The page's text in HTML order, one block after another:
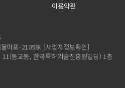
이용약관
마포-2109호 [사업자정보확인]
동교동, 한국특허기술진흥원빌딩) 1층